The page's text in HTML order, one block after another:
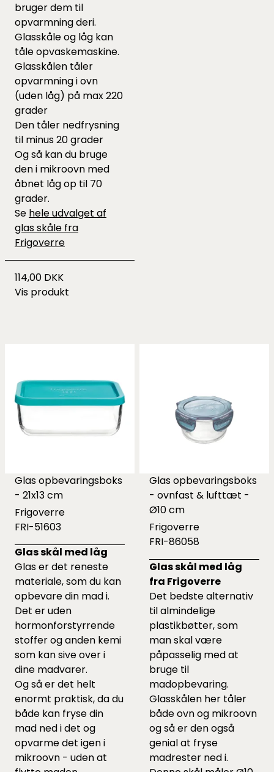
bruger dem til
opvarmning deri.
Glasskåle og låg kan
tåle opvaskemaskine.
Glasskålen tåler
opvarmning i ovn
(uden låg) på max 220
grader
Den tåler nedfrysning
til minus 20 grader
Og så kan du bruge
den i mikroovn med
åbnet låg op til 70
grader.
Se hele udvalget af
glas skåle fra
Frigoverre
114,00 DKK
Vis produkt
Glas opbevaringsboks
- 21x13 cm
Frigoverre
FRI-51603
Glas skål med låg
Glas er det reneste
materiale, som du kan
opbevare din mad i.
Det er uden
hormonforstyrrende
stoffer og anden kemi
som kan sive over i
dine madvarer.
Og så er det helt
enormt praktisk, da du
både kan fryse din
mad ned i det og
opvarme det igen i
mikroovn - uden at
Glas opbevaringsboks
- ovnfast & lufttæt -
Ø10 cm
Frigoverre
FRI-86058
Glas skål med låg
fra Frigoverre
Det bedste alternativ
til almindelige
plastikbøtter, som
man skal være
påpasselig med at
bruge til
madopbevaring.
Glasskålen her tåler
både ovn og mikroovn
og så er den også
genial at fryse
madrester ned i.